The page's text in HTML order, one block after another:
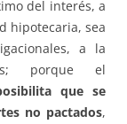
del interés, a
hipotecaria, sea
a la
porque el
que se
no pactados,